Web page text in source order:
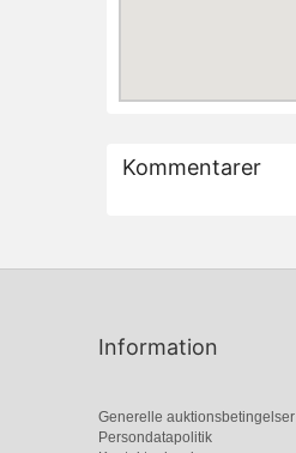
Kommentarer
Information
Generelle auktionsbetingelser
Persondatapolitik